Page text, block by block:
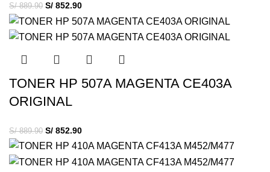
S/889.90 S/ 852.90
TONER HP 507A MAGENTA CE403A
ORIGINAL
S/889.90 S/ 852.90